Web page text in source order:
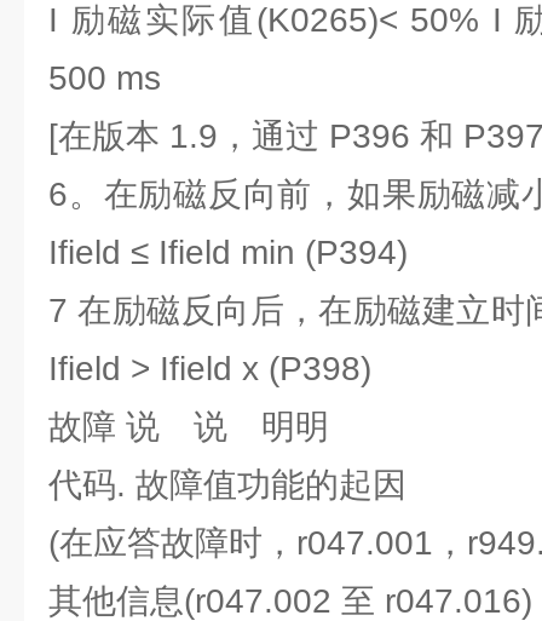
I 励磁实际值(K0265)< 50% I
500 ms
[在版本 1.9，通过 P396 和
6。在励磁反向前，如果励磁减
Ifield ≤ Ifield min (P394)
7 在励磁反向后，在励磁建立时
Ifield > Ifield x (P398)
故障 说 说 明明
代码. 故障值功能的起因
(在应答故障时，r047.001，
其他信息(r047.002 至 r047.016)